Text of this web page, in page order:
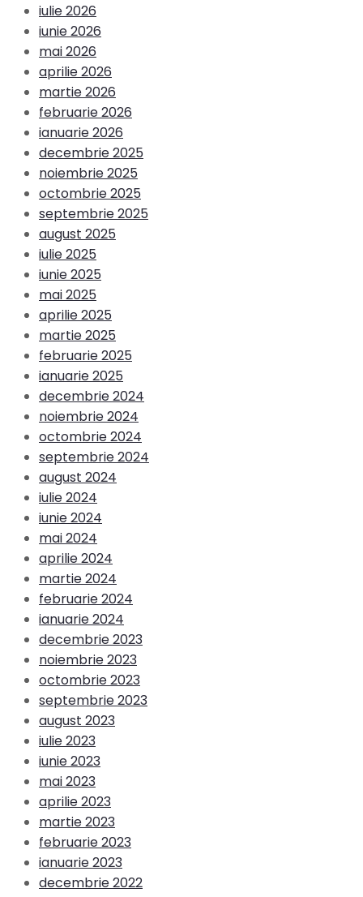
iulie 2026
iunie 2026
mai 2026
aprilie 2026
martie 2026
februarie 2026
ianuarie 2026
decembrie 2025
noiembrie 2025
octombrie 2025
septembrie 2025
august 2025
iulie 2025
iunie 2025
mai 2025
aprilie 2025
martie 2025
februarie 2025
ianuarie 2025
decembrie 2024
noiembrie 2024
octombrie 2024
septembrie 2024
august 2024
iulie 2024
iunie 2024
mai 2024
aprilie 2024
martie 2024
februarie 2024
ianuarie 2024
decembrie 2023
noiembrie 2023
octombrie 2023
septembrie 2023
august 2023
iulie 2023
iunie 2023
mai 2023
aprilie 2023
martie 2023
februarie 2023
ianuarie 2023
decembrie 2022